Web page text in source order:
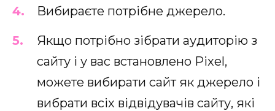
Вибираєте потрібне джерело.
Якщо потрібно зібрати аудиторію з
сайту і у вас встановлено Pixel,
можете вибирати сайт як джерело і
вибрати всіх відвідувачів сайту, які